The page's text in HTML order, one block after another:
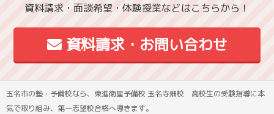
資料請求・面談希望・体験授業などはこちらから！
資料請求・お問い合わせ
玉名市の塾・予備校なら、東進衛星予備校 玉名寺畑校 高校生の受験指導に本
気で取り組み、第一志望校合格へ導きます。